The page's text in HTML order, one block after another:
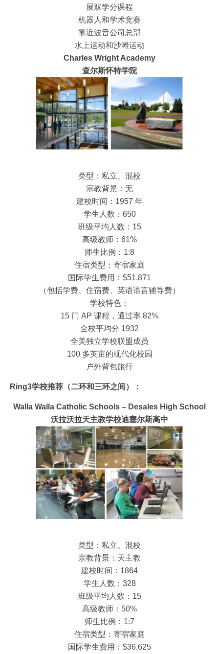
展双学分课程
机器人和学术竞赛
靠近波音公司总部
水上运动和沙滩运动
Charles Wright Academy
查尔斯怀特学院
类型：私立、混校
宗教背景：无
建校时间：1957 年
学生人数：650
班级平均人数：15
高级教师：61%
师生比例：1:8
住宿类型：寄宿家庭
国际学生费用：$51,871
（包括学费、住宿费、英语语言辅导费）
学校特色：
15 门 AP 课程，通过率 82%
全校平均分 1932
全美独立学校联盟成员
100 多英亩的现代化校园
户外背包旅行
Ring3学校推荐（二环和三环之间）：
Walla Walla Catholic Schools – Desales High School
沃拉沃拉天主教学校迪塞尔斯高中
类型：私立、混校
宗教背景：天主教
建校时间：1864
学生人数：328
班级平均人数：15
高级教师：50%
师生比例：1:7
住宿类型：寄宿家庭
国际学生费用：$36,625